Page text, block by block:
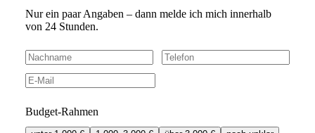
Nur ein paar Angaben – dann melde ich mich innerhalb
von 24 Stunden.
Budget-Rahmen